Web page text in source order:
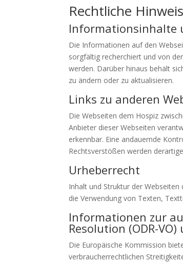
Rechtliche
Informationsinhalte
Die Informationen auf den
sorgfältig recherchiert und von
werden. Darüber hinaus behält
zu ändern oder zu aktualisieren.
Links zu anderen
Die Webseiten dem Hospiz
Anbieter dieser Webseiten
erkennbar. Eine andauernde
Rechtsverstößen werden
Urheberrecht
Inhalt und Struktur der
die Verwendung von Texten,
Informationen zur
Resolution (ODR-
Die Europäische Kommission
verbraucherrechtlichen